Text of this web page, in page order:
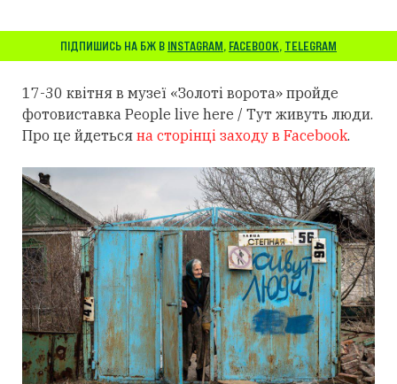
ПІДПИШИСЬ НА БЖ В INSTAGRAM, FACEBOOK, TELEGRAM
17-30 квітня в музеї «Золоті ворота» пройде
фотовиставка People live here / Тут живуть люди.
Про це йдеться на сторінці заходу в Facebook.